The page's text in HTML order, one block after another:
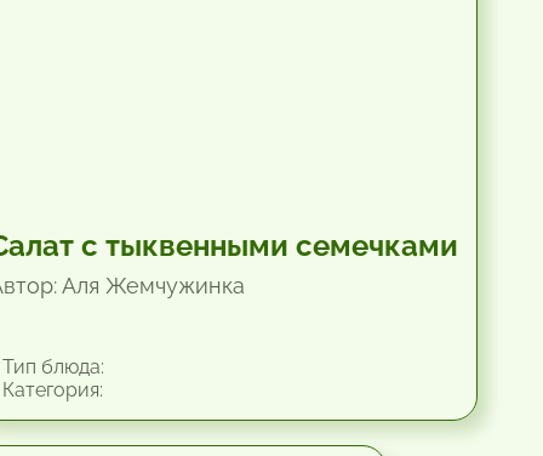
с тыквенными семечками
Аля Жемчужинка
блюда: